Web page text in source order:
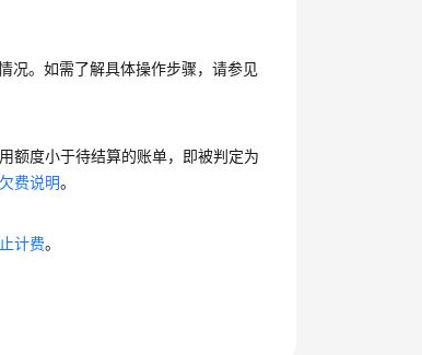
况。如需了解具体操作步骤，请参见
额度小于待结算的账单，即被判定为
欠费说明。
计费。